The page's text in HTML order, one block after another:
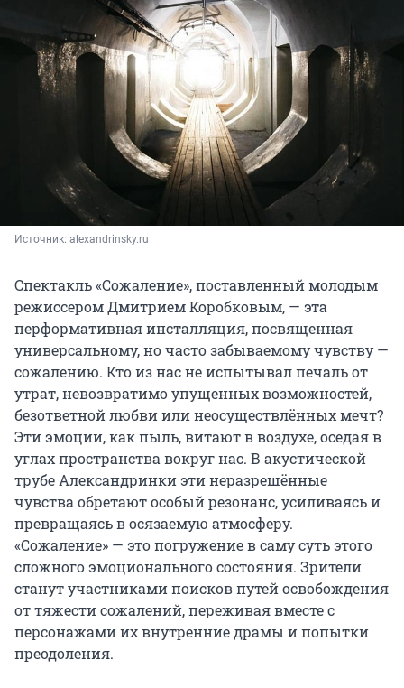
Источник: alexandrinsky.ru
Спектакль «Сожаление», поставленный молодым
режиссером Дмитрием Коробковым, — эта
перформативная инсталляция, посвященная
универсальному, но часто забываемому чувству —
сожалению. Кто из нас не испытывал печаль от
утрат, невозвратимо упущенных возможностей,
безответной любви или неосуществлённых мечт?
Эти эмоции, как пыль, витают в воздухе, оседая в
углах пространства вокруг нас. В акустической
трубе Александринки эти неразрешённые
чувства обретают особый резонанс, усиливаясь и
превращаясь в осязаемую атмосферу.
«Сожаление» — это погружение в саму суть этого
сложного эмоционального состояния. Зрители
станут участниками поисков путей освобождения
от тяжести сожалений, переживая вместе с
персонажами их внутренние драмы и попытки
преодоления.